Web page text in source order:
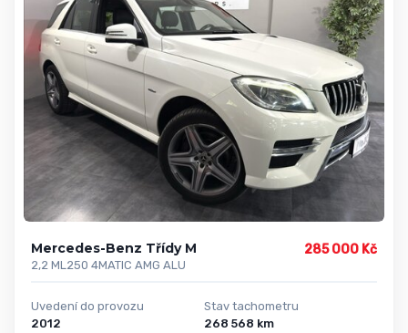
Mercedes-Benz Třídy M
2,2 ML250 4MATIC AMG ALU
285 000 Kč
Uvedení do provozu
2012
Stav tachometru
268 568 km